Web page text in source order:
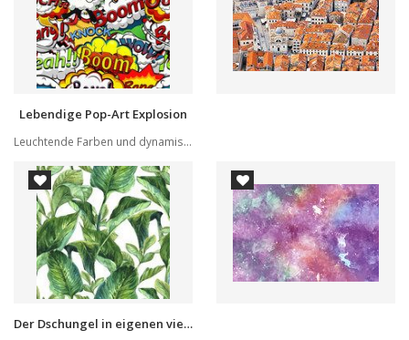
Lebendige Pop-Art Explosion
Leuchtende Farben und dynamische Action prägen ...
Der Dschungel in eigenen vier Wänden